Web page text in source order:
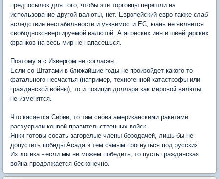
предпосылок для того, чтобы эти торговцы перешли на
использование другой валюты, нет. Европейский евро также слаб
вследствие нестабильности и уязвимости ЕС, юань не является
свободноконвертируемой валютой. А японских иен и швейцарских
франков на весь мир не напасешься.
Поэтому я с Извергом не согласен.
Если со Штатами в ближайшие годы не произойдет какого-то
фатального несчастья (например, техногенной катастрофы или
гражданской войны), то и позиции доллара как мировой валюты
не изменятся.
Что касается Сирии, то там снова американскими ракетами
расхуярили конвой правительственных войск.
Янки готовы сосать загорелые члены бородачей, лишь бы не
допустить победы Асада и тем самым прогнуться под русских.
Их логика - если мы не можем победить, то пусть гражданская
война продолжается бесконечно.